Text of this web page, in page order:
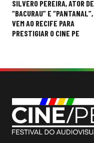
de
Post
SILVERO PEREIRA, ATOR DE
“BACURAU” E “PANTANAL”,
VEM AO RECIFE PARA
PRESTIGIAR O CINE PE